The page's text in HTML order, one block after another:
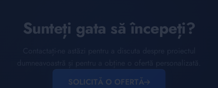
Sunteți gata să începeți?
SOLICITĂ O OFERTĂ